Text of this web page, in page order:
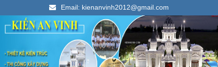
Email: kienanvinh2012@gmail.com
Kiến An Vinh